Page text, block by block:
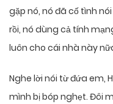
gặp nó, nó đã cố tình
rồi, nó dùng cả tính
luôn cho cái nhà này
Nghe lời nói từ đứa em,
mình bị bóp nghẹt. Đôi